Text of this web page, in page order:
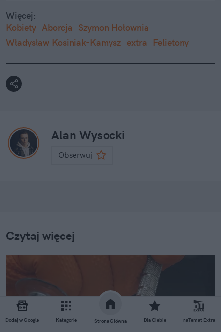
Dodaj w Google Kategorie Strona Główna Dla Ciebie naTemat Extra
Więcej:
Kobiety Aborcja
Szymon Hołownia
Władysław Kosiniak-Kamysz extra Felietony
Alan Wysocki
Obserwuj
Czytaj więcej